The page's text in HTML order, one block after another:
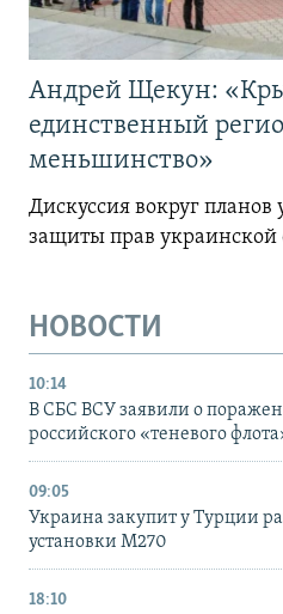
Андрей Щекун:
единственный
меньшинство»
Дискуссия вокруг планов
защиты прав
НОВОСТИ
10:14
В СБС ВСУ заявили о
российского «теневого
09:05
Украина закупит у Турции
установки M270
18:10